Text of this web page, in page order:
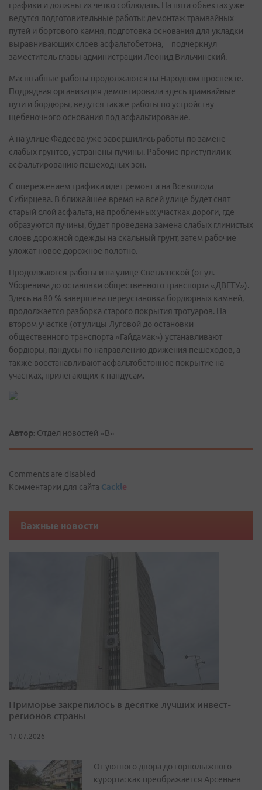
графики и должны их четко соблюдать. На пяти объектах уже
ведутся подготовительные работы: демонтаж трамвайных
путей и бортового камня, подготовка основания для укладки
выравнивающих слоев асфальтобетона, – подчеркнул
заместитель главы администрации Леонид Вильчинский.
Масштабные работы продолжаются на Народном проспекте.
Подрядная организация демонтировала здесь трамвайные
пути и бордюры, ведутся также работы по устройству
щебеночного основания под асфальтирование.
А на улице Фадеева уже завершились работы по замене
слабых грунтов, устранены пучины. Рабочие приступили к
асфальтированию пешеходных зон.
С опережением графика идет ремонт и на Всеволода
Сибирцева. В ближайшее время на всей улице будет снят
старый слой асфальта, на проблемных участках дороги, где
образуются пучины, будет проведена замена слабых глинистых
слоев дорожной одежды на скальный грунт, затем рабочие
уложат новое дорожное полотно.
Продолжаются работы и на улице Светланской (от ул.
Уборевича до остановки общественного транспорта «ДВГТУ»).
Здесь на 80 % завершена переустановка бордюрных камней,
продолжается разборка старого покрытия тротуаров. На
втором участке (от улицы Луговой до остановки
общественного транспорта «Гайдамак») устанавливают
бордюры, пандусы по направлению движения пешеходов, а
также восстанавливают асфальтобетонное покрытие на
участках, прилегающих к пандусам.
Автор: Отдел новостей «В»
Comments are disabled
Комментарии для сайта Cackle
Важные новости
Приморье закрепилось в десятке лучших инвест-
регионов страны
17.07.2026
От уютного двора до горнолыжного
курорта: как преображается Арсеньев